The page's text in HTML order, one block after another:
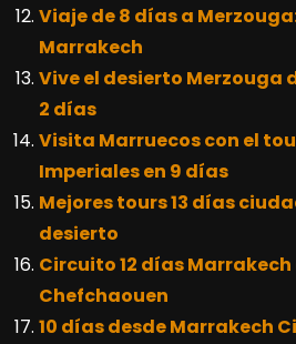
Viaje de 8 días a
Marrakech
Vive el desierto Merzouga
2 días
Visita Marruecos con el
Imperiales en 9 días
Mejores tours 13 días
desierto
Circuito 12 días Marrakech
Chefchaouen
10 días desde Marrakech